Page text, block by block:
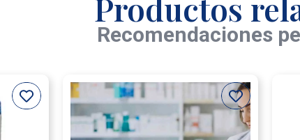
Productos
Recomendaciones